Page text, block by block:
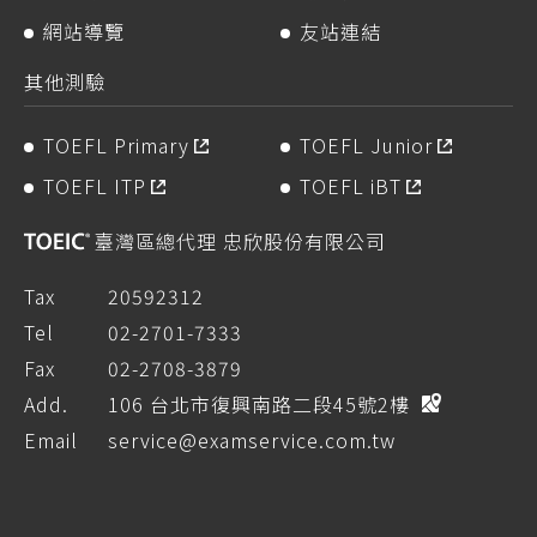
網站導覽
友站連結
其他測驗
TOEFL Primary
TOEFL Junior
TOEFL ITP
TOEFL iBT
臺灣區總代理 忠欣股份有限公司
Tax
20592312
Tel
02-2701-7333
Fax
02-2708-3879
Add.
106 台北市復興南路二段45號2樓
Email
service@examservice.com.tw